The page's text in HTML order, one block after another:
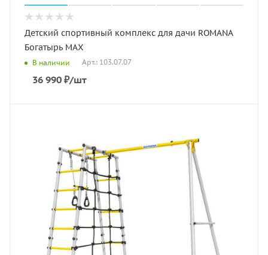
Детский спортивный комплекс для дачи ROMANA
Богатырь MAX
В наличии Арт.: 103.07.07
36 990 ₽/шт